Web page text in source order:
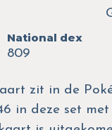
National dex
809
zit in de
in deze set